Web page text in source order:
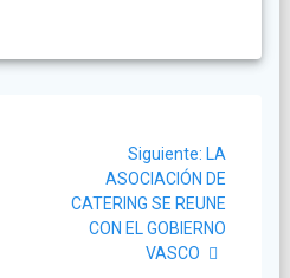
Siguiente: Siguiente
post:
LA
ASOCIACIÓN DE
CATERING SE REUNE
CON EL GOBIERNO
VASCO